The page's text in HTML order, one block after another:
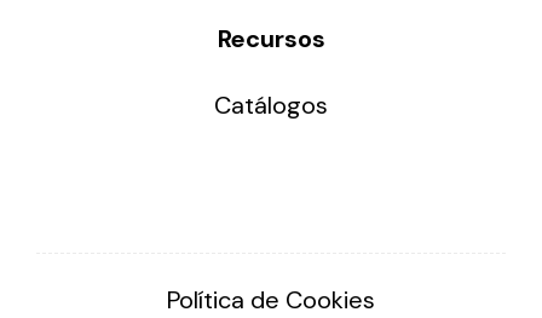
Recursos
Catálogos
Política de Cookies